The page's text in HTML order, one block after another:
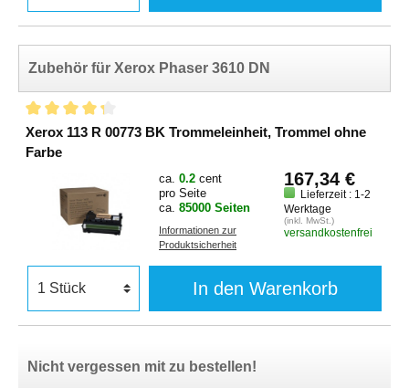
Zubehör für Xerox Phaser 3610 DN
Xerox 113 R 00773 BK Trommeleinheit, Trommel ohne
Farbe
ca. 0.2 cent
pro Seite
ca. 85000 Seiten
Informationen zur
Produktsicherheit
167,34 €
Lieferzeit : 1-2
Werktage
(inkl. MwSt.)
versandkostenfrei
In den Warenkorb
Nicht vergessen mit zu bestellen!